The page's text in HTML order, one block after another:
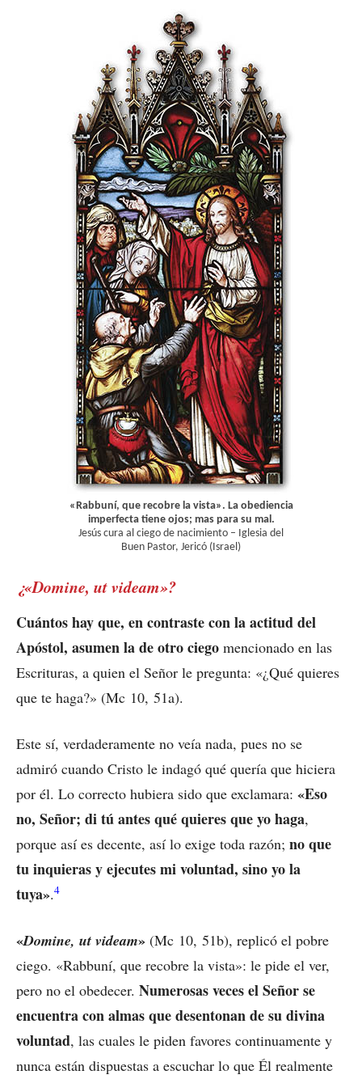
«Rabbuní, que recobre la vista». La obediencia
imperfecta tiene ojos; mas para su mal.
Jesús cura al ciego de nacimiento – Iglesia del
Buen Pastor, Jericó (Israel)
¿«Domine, ut videam»?
Cuántos hay que, en contraste con la actitud del
Apóstol, asumen la de otro ciego mencionado en las
Escrituras, a quien el Señor le pregunta: «¿Qué quieres
que te haga?» (Mc 10, 51a).
Este sí, verdaderamente no veía nada, pues no se
admiró cuando Cristo le indagó qué quería que hiciera
por él. Lo correcto hubiera sido que exclamara: «Eso
no, Señor; di tú antes qué quieres que yo haga,
porque así es decente, así lo exige toda razón; no que
tu inquieras y ejecutes mi voluntad, sino yo la
tuya».4
«Domine, ut videam» (Mc 10, 51b), replicó el pobre
ciego. «Rabbuní, que recobre la vista»: le pide el ver,
pero no el obedecer. Numerosas veces el Señor se
encuentra con almas que desentonan de su divina
voluntad, las cuales le piden favores continuamente y
nunca están dispuestas a escuchar lo que Él realmente